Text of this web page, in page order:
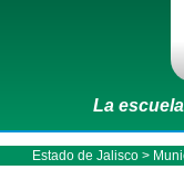
La
Estado de Jalisco >